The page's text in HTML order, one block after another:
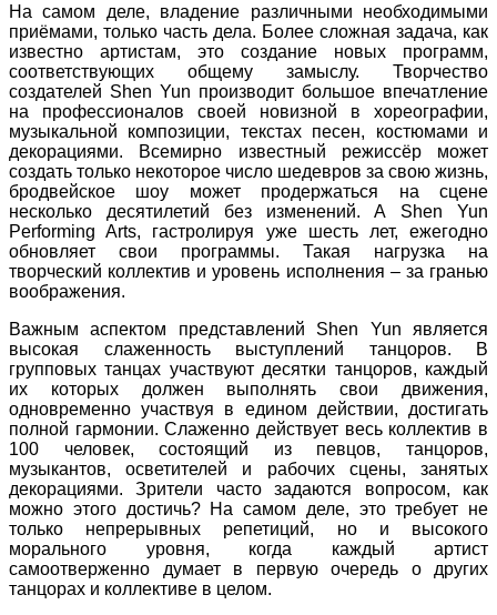
На самом деле, владение различными необходимыми
приёмами, только часть дела. Более сложная задача, как
известно артистам, это создание новых программ,
соответствующих общему замыслу. Творчество
создателей Shen Yun производит большое впечатление
на профессионалов своей новизной в хореографии,
музыкальной композиции, текстах песен, костюмами и
декорациями. Всемирно известный режиссёр может
создать только некоторое число шедевров за свою жизнь,
бродвейское шоу может продержаться на сцене
несколько десятилетий без изменений. А Shen Yun
Performing Arts, гастролируя уже шесть лет, ежегодно
обновляет свои программы. Такая нагрузка на
творческий коллектив и уровень исполнения – за гранью
воображения.
Важным аспектом представлений Shen Yun является
высокая слаженность выступлений танцоров. В
групповых танцах участвуют десятки танцоров, каждый
их которых должен выполнять свои движения,
одновременно участвуя в едином действии, достигать
полной гармонии. Слаженно действует весь коллектив в
100 человек, состоящий из певцов, танцоров,
музыкантов, осветителей и рабочих сцены, занятых
декорациями. Зрители часто задаются вопросом, как
можно этого достичь? На самом деле, это требует не
только непрерывных репетиций, но и высокого
морального уровня, когда каждый артист
самоотверженно думает в первую очередь о других
танцорах и коллективе в целом.